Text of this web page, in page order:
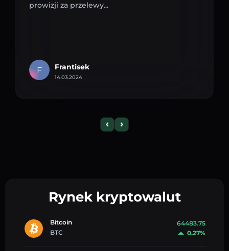
prowizji za przelewy...
F Frantisek
14.03.2024
Rynek kryptowalut
Bitcoin
BTC
64483.75
0.27%